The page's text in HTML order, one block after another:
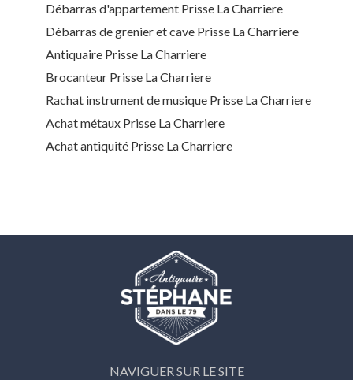
Débarras d'appartement Prisse La Charriere
Débarras de grenier et cave Prisse La Charriere
Antiquaire Prisse La Charriere
Brocanteur Prisse La Charriere
Rachat instrument de musique Prisse La Charriere
Achat métaux Prisse La Charriere
Achat antiquité Prisse La Charriere
NAVIGUER SUR LE SITE